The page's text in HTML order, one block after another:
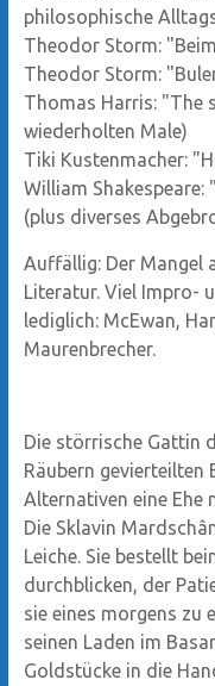
philosophische
Theodor Storm:
Theodor Storm:
Thomas Harris: "The
wiederholten Male)
Tiki Kustenmacher:
William
(plus diverses
Auffällig: Der Mangel
Literatur. Viel Impro-
lediglich: McEwan,
Maurenbrecher.
Die störrische Gattin
Räubern gevierteilten
Alternativen eine Ehe
Die Sklavin
Leiche. Sie bestellt
durchblicken, der
sie eines morgens zu
seinen Laden im
Goldstücke in die